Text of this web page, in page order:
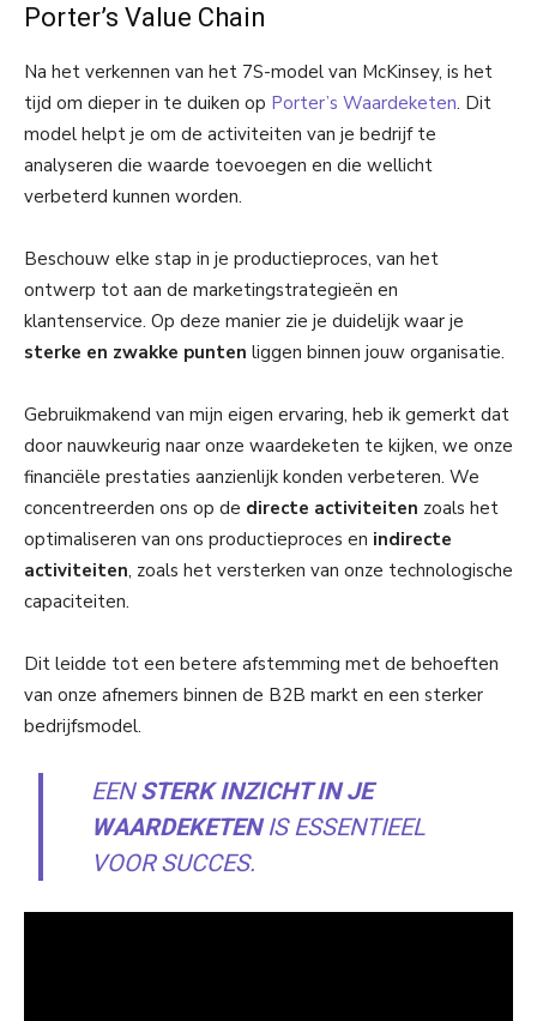
Porter’s Value Chain
Na het verkennen van het 7S-model van McKinsey, is het
tijd om dieper in te duiken op Porter’s Waardeketen. Dit
model helpt je om de activiteiten van je bedrijf te
analyseren die waarde toevoegen en die wellicht
verbeterd kunnen worden.
Beschouw elke stap in je productieproces, van het
ontwerp tot aan de marketingstrategieën en
klantenservice. Op deze manier zie je duidelijk waar je
sterke en zwakke punten liggen binnen jouw organisatie.
Gebruikmakend van mijn eigen ervaring, heb ik gemerkt dat
door nauwkeurig naar onze waardeketen te kijken, we onze
financiële prestaties aanzienlijk konden verbeteren. We
concentreerden ons op de directe activiteiten zoals het
optimaliseren van ons productieproces en indirecte
activiteiten, zoals het versterken van onze technologische
capaciteiten.
Dit leidde tot een betere afstemming met de behoeften
van onze afnemers binnen de B2B markt en een sterker
bedrijfsmodel.
EENSTERK INZICHT IN JE
WAARDEKETENIS ESSENTIEEL
VOOR SUCCES.